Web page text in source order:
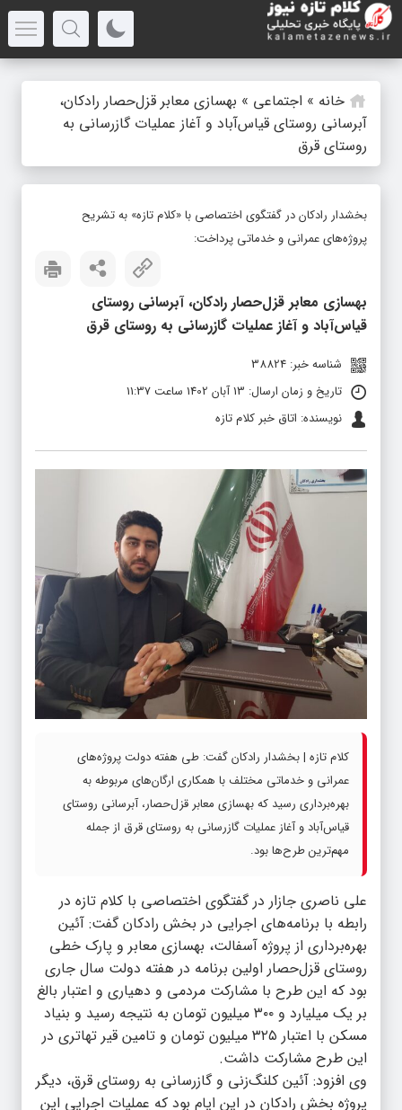
خانه » اجتماعی » بهسازی معابر قزل‌حصار رادکان،
آبرسانی روستای قیاس‌آباد و آغاز عملیات گازرسانی به
روستای قرق
بخشدار رادکان در گفتگوی اختصاصی با «کلام تازه» به تشریح
پروژه‌های عمرانی و خدماتی پرداخت:
بهسازی معابر قزل‌حصار رادکان، آبرسانی روستای
قیاس‌آباد و آغاز عملیات گازرسانی به روستای قرق
شناسه خبر: 38824
تاریخ و زمان ارسال: 13 آبان 1402 ساعت 11:37
نویسنده: اتاق خبر کلام تازه
کلام تازه | بخشدار رادکان گفت: طی هفته دولت پروژه‌های
عمرانی و خدماتی مختلف با همکاری ارگان‌های مربوطه به
بهره‌برداری رسید که بهسازی معابر قزل‌حصار، آبرسانی روستای
قیاس‌آباد و آغاز عملیات گازرسانی به روستای قرق از جمله
مهم‌ترین طرح‌ها بود.
علی ناصری جازار در گفتگوی اختصاصی با کلام تازه در
رابطه با برنامه‌های اجرایی در بخش رادکان گفت: آئین
بهره‌برداری از پروژه آسفالت، بهسازی معابر و پارک خطی
روستای قزل‌حصار اولین برنامه در هفته دولت سال جاری
بود که این طرح با مشارکت مردمی و دهیاری و اعتبار بالغ
بر یک میلیارد و ۳۰۰ میلیون تومان به نتیجه رسید و بنیاد
مسکن با اعتبار ۳۲۵ میلیون تومان و تامین قیر تهاتری در
این طرح مشارکت داشت.
وی افزود: آئین کلنگ‌زنی و گازرسانی به روستای قرق، دیگر
پروژه بخش رادکان در این ایام بود که عملیات اجرایی این